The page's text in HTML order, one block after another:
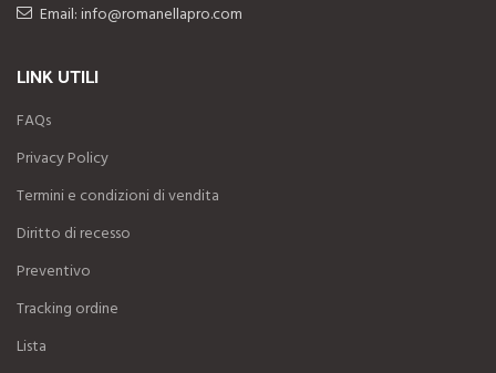
Email: info@romanellapro.com
LINK UTILI
FAQs
Privacy Policy
Termini e condizioni di vendita
Diritto di recesso
Preventivo
Tracking ordine
Lista